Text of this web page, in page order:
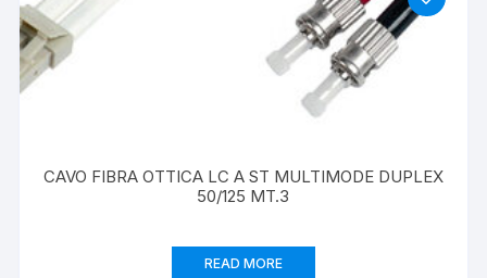
CAVO FIBRA OTTICA LC A ST MULTIMODE DUPLEX
50/125 MT.3
READ MORE